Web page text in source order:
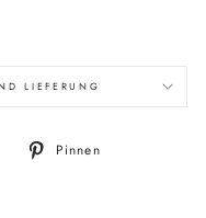
LIEFERUNG
Twitter
Pinnen